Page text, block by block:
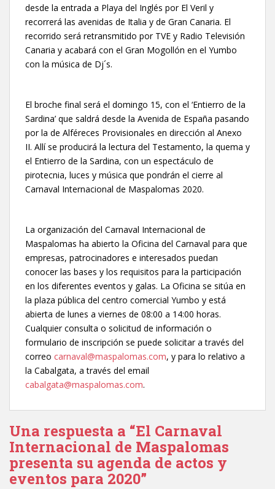
desde la entrada a Playa del Inglés por El Veril y
recorrerá las avenidas de Italia y de Gran Canaria. El
recorrido será retransmitido por TVE y Radio Televisión
Canaria y acabará con el Gran Mogollón en el Yumbo
con la música de Dj´s.
El broche final será el domingo 15, con el ‘Entierro de la
Sardina’ que saldrá desde la Avenida de España pasando
por la de Alféreces Provisionales en dirección al Anexo
II. Allí se producirá la lectura del Testamento, la quema y
el Entierro de la Sardina, con un espectáculo de
pirotecnia, luces y música que pondrán el cierre al
Carnaval Internacional de Maspalomas 2020.
La organización del Carnaval Internacional de
Maspalomas ha abierto la Oficina del Carnaval para que
empresas, patrocinadores e interesados puedan
conocer las bases y los requisitos para la participación
en los diferentes eventos y galas. La Oficina se sitúa en
la plaza pública del centro comercial Yumbo y está
abierta de lunes a viernes de 08:00 a 14:00 horas.
Cualquier consulta o solicitud de información o
formulario de inscripción se puede solicitar a través del
correo carnaval@maspalomas.com, y para lo relativo a
la Cabalgata, a través del email
cabalgata@maspalomas.com.
Una respuesta a “El Carnaval
Internacional de Maspalomas
presenta su agenda de actos y
eventos para 2020”